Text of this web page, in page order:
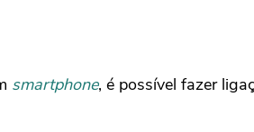
smartphone, é possível fazer